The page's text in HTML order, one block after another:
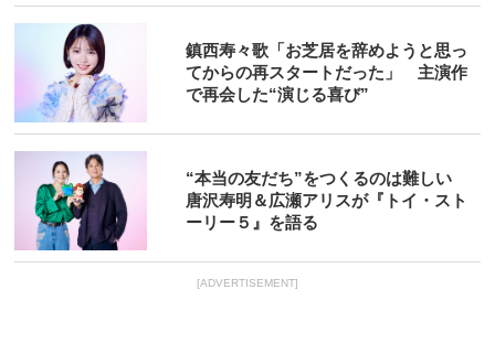
鎮西寿々歌「お芝居を辞めようと思っ
てからの再スタートだった」 主演作
で再会した“演じる喜び”
“本当の友だち”をつくるのは難しい
唐沢寿明＆広瀬アリスが『トイ・スト
ーリー５』を語る
[ADVERTISEMENT]